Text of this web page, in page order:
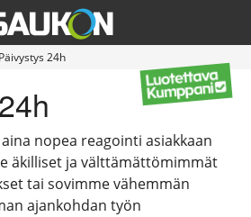
Päivystys 24h
nopea reagointi asiakkaan
äkilliset ja välttämättömimmät
tai sovimme vähemmän
ajankohdan työn